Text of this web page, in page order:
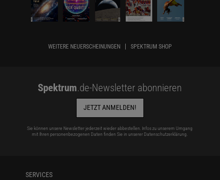
WEITERE NEUERSCHEINUNGEN SPEKTRUM SHOP
Spektrum.de-Newsletter abonnieren
JETZT ANMELDEN!
Sie können unsere Newsletter jederzeit wieder abbestellen. Infos zu unserem Umgang
mit Ihren personenbezogenen Daten finden Sie in unserer Datenschutzerklärung.
SERVICES